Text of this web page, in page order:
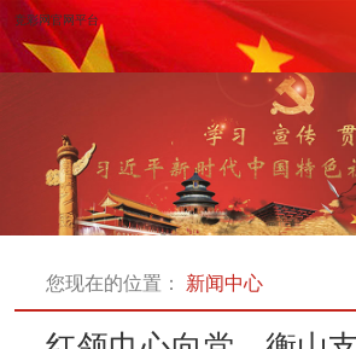
竞彩网官网平台
您现在的位置： 新闻中心